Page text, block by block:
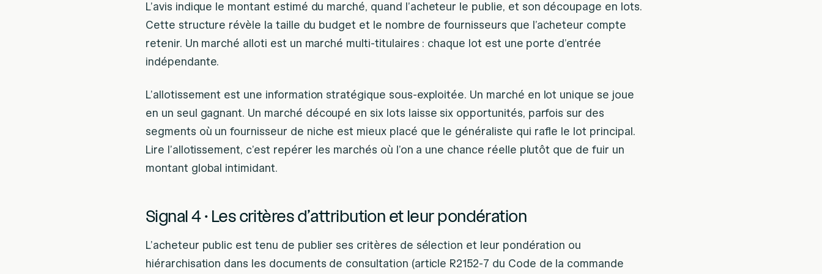
L’avis indique le montant estimé du marché, quand l’acheteur le publie, et son découpage en lots.
Cette structure révèle la taille du budget et le nombre de fournisseurs que l’acheteur compte
retenir. Un marché alloti est un marché multi-titulaires : chaque lot est une porte d’entrée
indépendante.
L’allotissement est une information stratégique sous-exploitée. Un marché en lot unique se joue
en un seul gagnant. Un marché découpé en six lots laisse six opportunités, parfois sur des
segments où un fournisseur de niche est mieux placé que le généraliste qui rafle le lot principal.
Lire l’allotissement, c’est repérer les marchés où l’on a une chance réelle plutôt que de fuir un
montant global intimidant.
Signal 4 · Les critères d’attribution et leur pondération
L’acheteur public est tenu de publier ses critères de sélection et leur pondération ou
hiérarchisation dans les documents de consultation (article R2152-7 du Code de la commande